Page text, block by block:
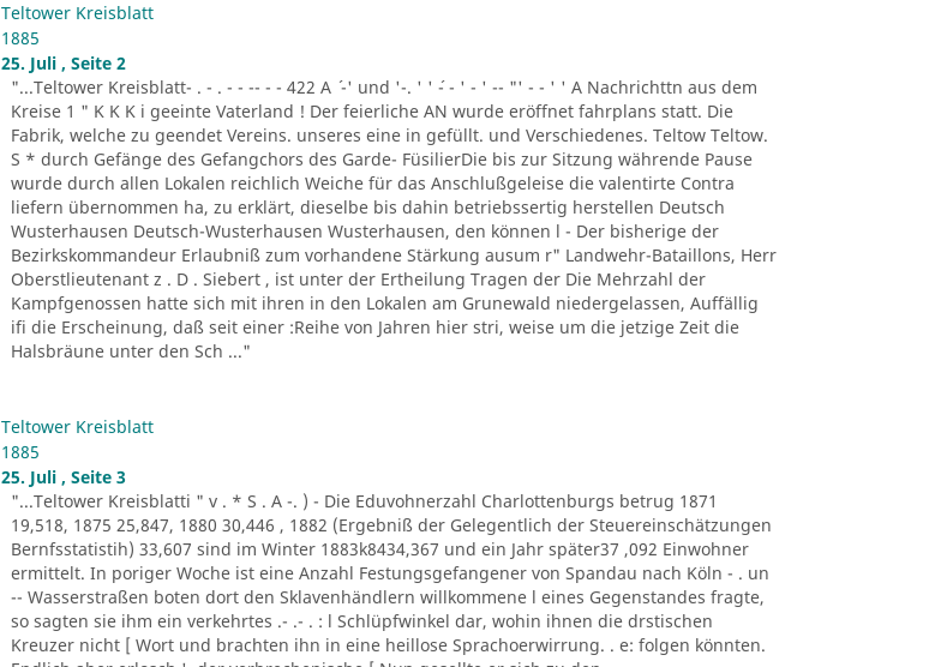
Teltower Kreisblatt
1885
25. Juli , Seite 2
"...Teltower Kreisblatt- . - . - - -- - - 422 A ´ -' und '-. ' ' ´- - ' - ' -- "' - - ' ' A Nachrichttn aus dem
Kreise 1 " K K K i geeinte Vaterland ! Der feierliche AN wurde eröffnet fahrplans statt. Die
Fabrik, welche zu geendet Vereins. unseres eine in gefüllt. und Verschiedenes. Teltow Teltow.
S * durch Gefänge des Gefangchors des Garde- FüsilierDie bis zur Sitzung währende Pause
wurde durch allen Lokalen reichlich Weiche für das Anschlußgeleise die valentirte Contra
liefern übernommen ha, zu erklärt, dieselbe bis dahin betriebssertig herstellen Deutsch
Wusterhausen Deutsch-Wusterhausen Wusterhausen, den können l - Der bisherige der
Bezirkskommandeur Erlaubniß zum vorhandene Stärkung ausum r" Landwehr-Bataillons, Herr
Oberstlieutenant z . D . Siebert , ist unter der Ertheilung Tragen der Die Mehrzahl der
Kampfgenossen hatte sich mit ihren in den Lokalen am Grunewald niedergelassen, Auffällig
ifi die Erscheinung, daß seit einer :Reihe von Jahren hier stri, weise um die jetzige Zeit die
Halsbräune unter den Sch ..."
Teltower Kreisblatt
1885
25. Juli , Seite 3
"...Teltower Kreisblatti " v . * S . A -. ) - Die Eduvohnerzahl Charlottenburgs betrug 1871
19,518, 1875 25,847, 1880 30,446 , 1882 (Ergebniß der Gelegentlich der Steuereinschätzungen
Bernfsstatistih) 33,607 sind im Winter 1883k8434,367 und ein Jahr später37 ,092 Einwohner
ermittelt. In poriger Woche ist eine Anzahl Festungsgefangener von Spandau nach Köln - . un
-- Wasserstraßen boten dort den Sklavenhändlern willkommene l eines Gegenstandes fragte,
so sagten sie ihm ein verkehrtes .- .- . : l Schlüpfwinkel dar, wohin ihnen die drstischen
Kreuzer nicht [ Wort und brachten ihn in eine heillose Sprachoerwirrung. . e: folgen könnten.